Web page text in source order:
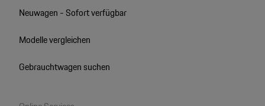
Neuwagen - Sofort verfügbar
Modelle vergleichen
Gebrauchtwagen suchen